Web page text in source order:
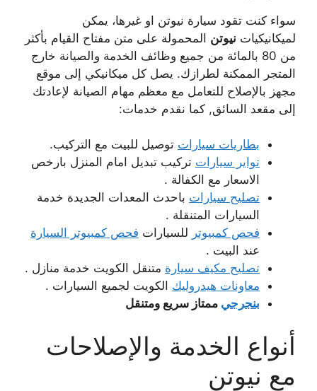
سواء كنت تقود سيارة نيوتن او غيرها، يمكن
لميكانيكيات نيوتن المحمولة على متن مفتاح القيام بأكثر
من 80 بالمائة من جميع وظائف الخدمة والصيانة خارج
المتجر الممكنة لطرازك. يصل كل ميكانيكي إلى موقع
مجهز بالإصلاح للتعامل مع معظم مهام الصيانة لإعادتك
إلى مقعد السائق, كما نقدم خدمات:
بطاريات سيارات توصيل للبيت مع التركيب.
تواير سيارات تركيب تبديل امام المنزل بارخص
الاسعار مع الكفالة .
تصليح سيارات باحدث المعدات الجديدة خدمة
السيارات المتنقلة .
فحص كمبيوتر للسيارات فحص كمبيوتر السيارة
عند البيت .
تصليح مكيف سيارة متنقل الكويت خدمة منازل .
معاونات هيدروليك الكويت لجميع السيارات .
بنجرجي ممتاز سريع ومتنقل
أنواع الخدمة والإصلاحات
مع نيوتن